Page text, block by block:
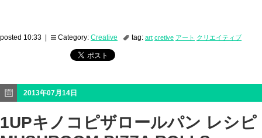
posted 10:33 | Category: Creative tag: art cretive アート クリエイティブ
2013年07月14日
1UPキノコピザロールパン レシピ